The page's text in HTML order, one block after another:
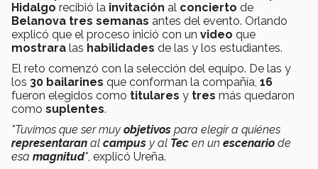
Hidalgo recibió la invitación al concierto de
Belanova tres semanas antes del evento. Orlando
explicó que el proceso inició con un video que
mostrara las habilidades de las y los estudiantes.
El reto comenzó con la selección del equipo. De las y
los 30 bailarines que conforman la compañía, 16
fueron elegidos como titulares y tres más quedaron
como suplentes.
"Tuvimos que ser muy objetivos para elegir a quiénes
representaran al campus y al Tec en un escenario de
esa magnitud" , explicó Ureña.